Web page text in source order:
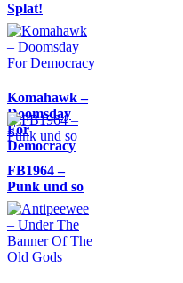
Splat!
Komahawk –
Doomsday
For
Democracy
FB1964 –
Punk und so